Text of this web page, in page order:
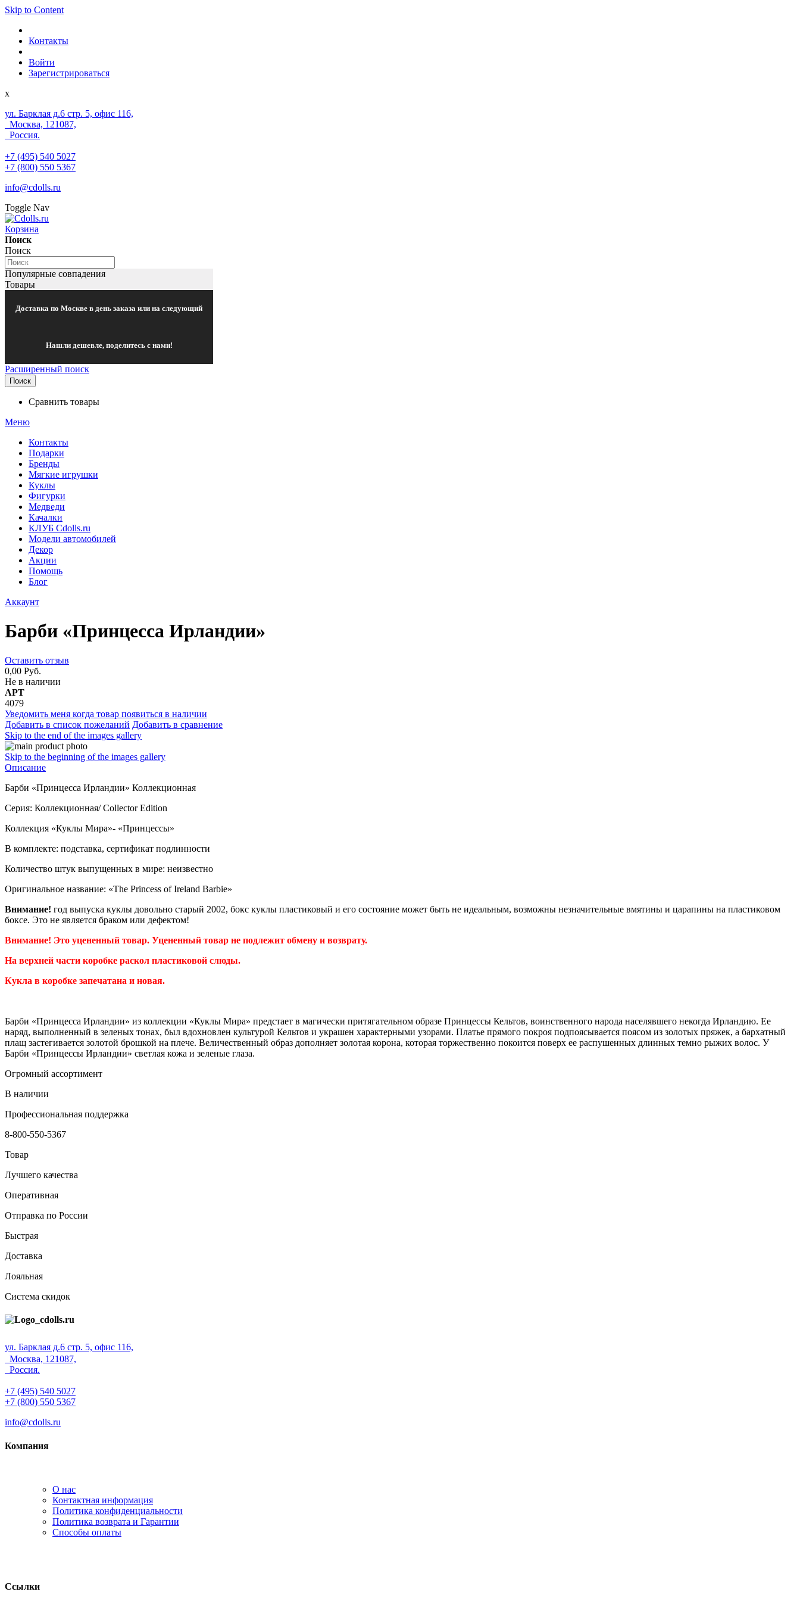
Skip to Content
Контакты
Войти
Зарегистрироваться
x
ул. Барклая д.6 стр. 5, офис 116,
Москва, 121087,
Россия.
+7 (495) 540 5027
+7 (800) 550 5367
info@cdolls.ru
Toggle Nav
Корзина
Поиск
Поиск
Популярные совпадения
Товары
Доставка по Москве в день заказа или на следующий
Нашли дешевле, поделитесь с нами!
Расширенный поиск
Поиск
Сравнить товары
Меню
Контакты
Подарки
Бренды
Мягкие игрушки
Куклы
Фигурки
Медведи
Качалки
КЛУБ Cdolls.ru
Модели автомобилей
Декор
Акции
Помощь
Блог
Аккаунт
Барби «Принцесса Ирландии»
Оставить отзыв
0,00 Руб.
Не в наличии
АРТ
4079
Уведомить меня когда товар появиться в наличии
Добавить в список пожеланий Добавить в сравнение
Skip to the end of the images gallery
Skip to the beginning of the images gallery
Описание
Барби «Принцесса Ирландии» Коллекционная
Серия: Коллекционная/ Collector Edition
Коллекция «Куклы Мира»- «Принцессы»
В комплекте: подставка, сертификат подлинности
Количество штук выпущенных в мире: неизвестно
Оригинальное название: «The Princess of Ireland Barbie»
Внимание! год выпуска куклы довольно старый 2002, бокс куклы пластиковый и его состояние может быть не идеальным, возможны незначительные вмятины и царапины на пластиковом
боксе. Это не является браком или дефектом!
Внимание! Это уцененный товар. Уцененный товар не подлежит обмену и возврату.
На верхней части коробке раскол пластиковой слюды.
Кукла в коробке запечатана и новая.
Барби «Принцесса Ирландии» из коллекции «Куклы Мира» предстает в магически притягательном образе Принцессы Кельтов, воинственного народа населявшего некогда Ирландию. Ее
наряд, выполненный в зеленых тонах, был вдохновлен культурой Кельтов и украшен характерными узорами. Платье прямого покроя подпоясывается поясом из золотых пряжек, а бархатный
плащ застегивается золотой брошкой на плече. Величественный образ дополняет золотая корона, которая торжественно покоится поверх ее распушенных длинных темно рыжих волос. У
Барби «Принцессы Ирландии» светлая кожа и зеленые глаза.
Огромный ассортимент
В наличии
Профессиональная поддержка
8-800-550-5367
Товар
Лучшего качества
Оперативная
Отправка по России
Быстрая
Доставка
Лояльная
Система скидок
ул. Барклая д.6 стр. 5, офис 116,
Москва, 121087,
Россия.
+7 (495) 540 5027
+7 (800) 550 5367
info@cdolls.ru
Компания
О нас
Контактная информация
Политика конфиденциальности
Политика возврата и Гарантии
Способы оплаты
Ссылки